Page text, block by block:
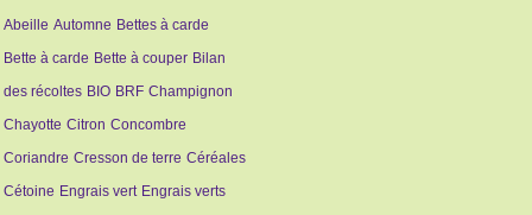
Abeille Automne Bettes à carde
Bette à carde Bette à couper Bilan
des récoltes BIO BRF Champignon
Chayotte Citron Concombre
Coriandre Cresson de terre Céréales
Cétoine Engrais vert Engrais verts